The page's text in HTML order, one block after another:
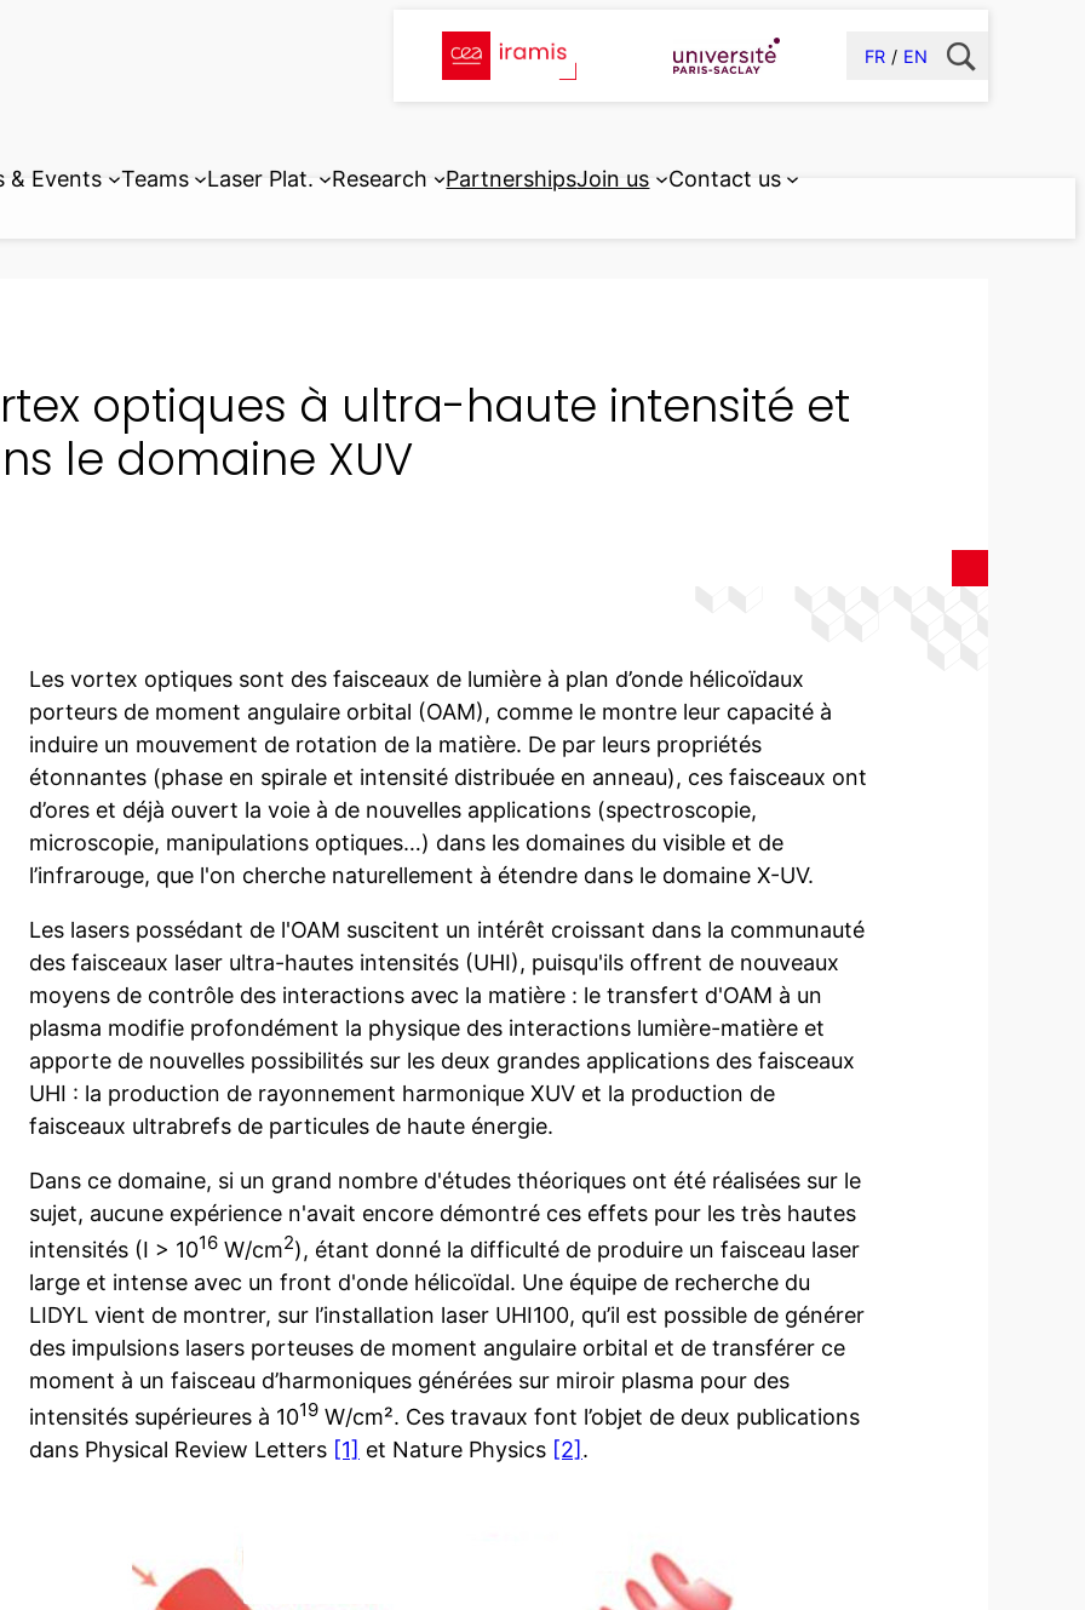
FR EN
& Events Teams Laser Plat. Research PartnershipsJoin us Contact us
optiques à ultra-haute intensité et
le domaine XUV
Les vortex optiques sont des faisceaux de lumière à plan d’onde hélicoïdaux
porteurs de moment angulaire orbital (OAM), comme le montre leur capacité à
induire un mouvement de rotation de la matière. De par leurs propriétés
étonnantes (phase en spirale et intensité distribuée en anneau), ces faisceaux ont
d’ores et déjà ouvert la voie à de nouvelles applications (spectroscopie,
microscopie, manipulations optiques…) dans les domaines du visible et de
l’infrarouge, que l'on cherche naturellement à étendre dans le domaine X-UV.
Les lasers possédant de l'OAM suscitent un intérêt croissant dans la communauté
des faisceaux laser ultra-hautes intensités (UHI), puisqu'ils offrent de nouveaux
moyens de contrôle des interactions avec la matière : le transfert d'OAM à un
plasma modifie profondément la physique des interactions lumière-matière et
apporte de nouvelles possibilités sur les deux grandes applications des faisceaux
UHI : la production de rayonnement harmonique XUV et la production de
faisceaux ultrabrefs de particules de haute énergie.
Dans ce domaine, si un grand nombre d'études théoriques ont été réalisées sur le
sujet, aucune expérience n'avait encore démontré ces effets pour les très hautes
intensités (I > 1016 W/cm2), étant donné la difficulté de produire un faisceau laser
large et intense avec un front d'onde hélicoïdal. Une équipe de recherche du
LIDYL vient de montrer, sur l’installation laser UHI100, qu’il est possible de générer
des impulsions lasers porteuses de moment angulaire orbital et de transférer ce
moment à un faisceau d’harmoniques générées sur miroir plasma pour des
intensités supérieures à 1019 W/cm². Ces travaux font l’objet de deux publications
dans Physical Review Letters [1] et Nature Physics [2] .